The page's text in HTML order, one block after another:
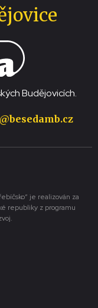
Budějovicích.
je realizován za
republiky z programu